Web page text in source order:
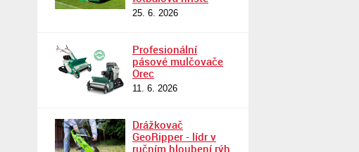
25. 6. 2026
Profesionální
pásové mulčovače
Orec
11. 6. 2026
Drážkovač
GeoRipper - lídr v
ručním hloubení rýh